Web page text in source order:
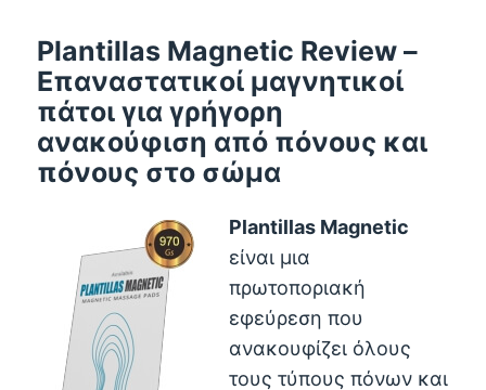
Plantillas Magnetic Review –
Επαναστατικοί μαγνητικοί
πάτοι για γρήγορη
ανακούφιση από πόνους και
πόνους στο σώμα
Plantillas Magnetic
είναι μια
πρωτοποριακή
εφεύρεση που
ανακουφίζει όλους
τους τύπους πόνων και